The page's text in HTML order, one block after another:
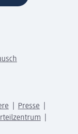
Presse